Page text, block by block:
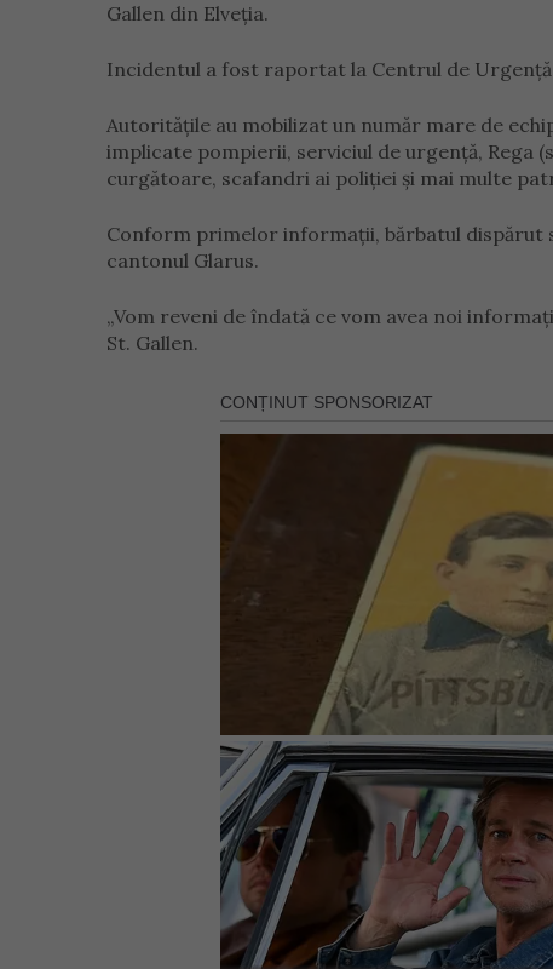
Gallen din Elveția.
Incidentul a fost raportat la Centrul de Urgență
Autoritățile au mobilizat un număr mare de
implicate pompierii, serviciul de urgență, Rega
curgătoare, scafandri ai poliției și mai multe
Conform primelor informații, bărbatul dispărut
cantonul Glarus.
„Vom reveni de îndată ce vom avea noi
St. Gallen.